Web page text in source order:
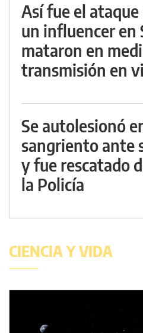
Así fue el
un influencer en
mataron en
transmisión en
Se autolesionó
sangriento ante
y fue rescatado
la Policía
CIENCIA Y VIDA